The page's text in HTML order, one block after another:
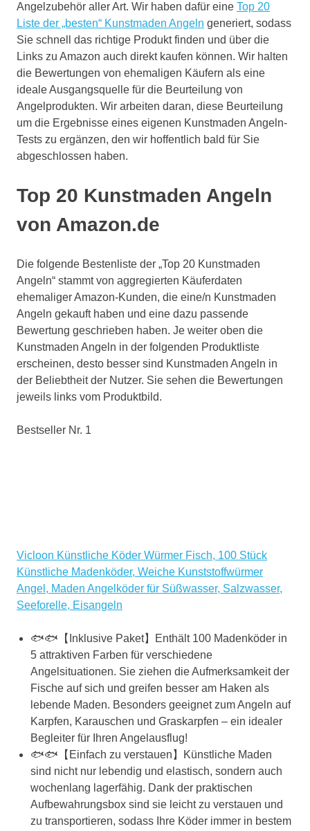
Angelzubehör aller Art. Wir haben dafür eine Top 20
Liste der „besten“ Kunstmaden Angeln generiert, sodass
Sie schnell das richtige Produkt finden und über die
Links zu Amazon auch direkt kaufen können. Wir halten
die Bewertungen von ehemaligen Käufern als eine
ideale Ausgangsquelle für die Beurteilung von
Angelprodukten. Wir arbeiten daran, diese Beurteilung
um die Ergebnisse eines eigenen Kunstmaden Angeln-
Tests zu ergänzen, den wir hoffentlich bald für Sie
abgeschlossen haben.
Top 20 Kunstmaden Angeln
von Amazon.de
Die folgende Bestenliste der „Top 20 Kunstmaden
Angeln“ stammt von aggregierten Käuferdaten
ehemaliger Amazon-Kunden, die eine/n Kunstmaden
Angeln gekauft haben und eine dazu passende
Bewertung geschrieben haben. Je weiter oben die
Kunstmaden Angeln in der folgenden Produktliste
erscheinen, desto besser sind Kunstmaden Angeln in
der Beliebtheit der Nutzer. Sie sehen die Bewertungen
jeweils links vom Produktbild.
Bestseller Nr. 1
Vicloon Künstliche Köder Würmer Fisch, 100 Stück
Künstliche Madenköder, Weiche Kunststoffwürmer
Angel, Maden Angelköder für Süßwasser, Salzwasser,
Seeforelle, Eisangeln
🐟🐟【Inklusive Paket】Enthält 100 Madenköder in
5 attraktiven Farben für verschiedene
Angelsituationen. Sie ziehen die Aufmerksamkeit der
Fische auf sich und greifen besser am Haken als
lebende Maden. Besonders geeignet zum Angeln auf
Karpfen, Karauschen und Graskarpfen – ein idealer
Begleiter für Ihren Angelausflug!
🐟🐟【Einfach zu verstauen】Künstliche Maden
sind nicht nur lebendig und elastisch, sondern auch
wochenlang lagerfähig. Dank der praktischen
Aufbewahrungsbox sind sie leicht zu verstauen und
zu transportieren, sodass Ihre Köder immer in bestem